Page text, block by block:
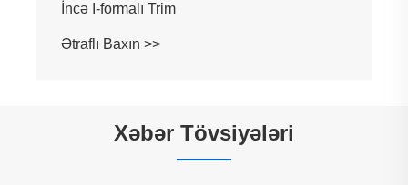
İncə I-formalı Trim
Ətraflı Baxın >>
Xəbər Tövsiyələri